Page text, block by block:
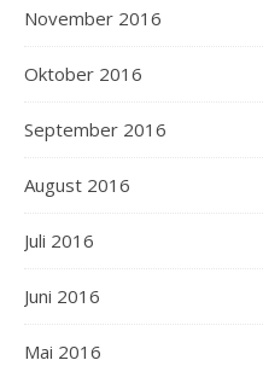
November 2016
Oktober 2016
September 2016
August 2016
Juli 2016
Juni 2016
Mai 2016